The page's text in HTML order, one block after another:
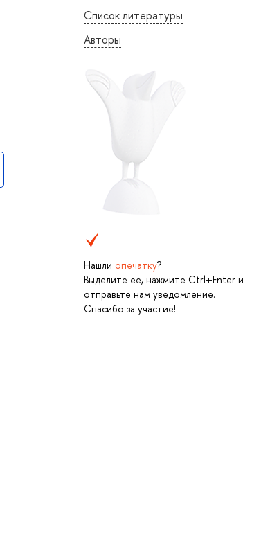
Список литературы
Авторы
Нашли опечатку?
Выделите её, нажмите Ctrl+Enter и
отправьте нам уведомление.
Спасибо за участие!